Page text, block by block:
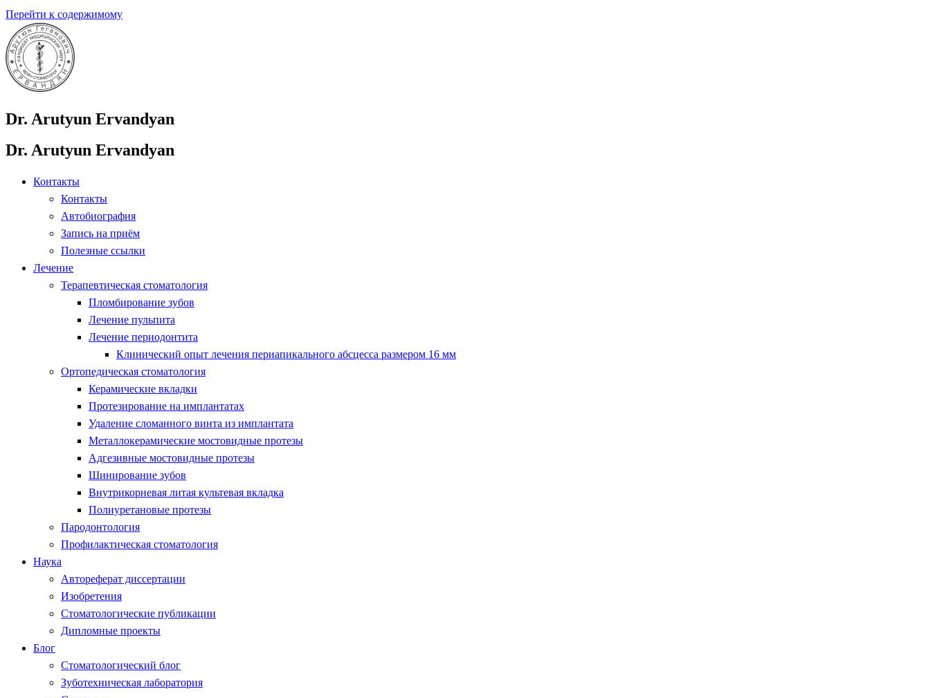
Перейти к содержимому
Dr. Arutyun Ervandyan
Dr. Arutyun Ervandyan
Контакты
Контакты
Автобиография
Запись на приём
Полезные ссылки
Лечение
Терапевтическая стоматология
Пломбирование зубов
Лечение пульпита
Лечение периодонтита
Клинический опыт лечения периапикального абсцесса размером 16 мм
Ортопедическая стоматология
Керамические вкладки
Протезирование на имплантатах
Удаление сломанного винта из имплантата
Металлокерамические мостовидные протезы
Адгезивные мостовидные протезы
Шинирование зубов
Внутрикорневая литая культевая вкладка
Полиуретановые протезы
Пародонтология
Профилактическая стоматология
Наука
Автореферат диссертации
Изобретения
Стоматологические публикации
Дипломные проекты
Блог
Стоматологический блог
Зуботехническая лаборатория